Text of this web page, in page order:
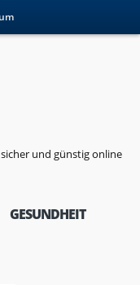
GESUNDHEIT